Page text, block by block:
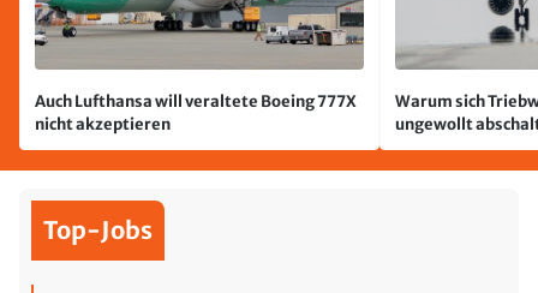
Auch Lufthansa will veraltete Boeing 777X
nicht akzeptieren
Warum sich
ungewollt
passiert
Top-Jobs